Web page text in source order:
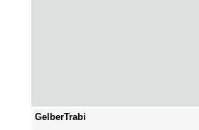
GelberTrabi